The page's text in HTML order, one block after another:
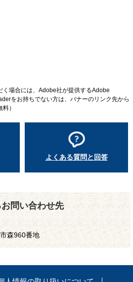
く場合には、Adobe社が提供するAdobe
をお持ちでない方は、バナーのリンク先から
）
よくある質問と回答
問い合わせ先
森960番地